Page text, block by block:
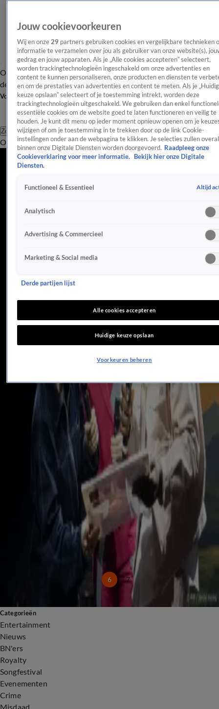
OverzichtAfleveringen Entertainment TV Algemeen
Tip
de redactieNieuwsbrief
Volg Shownieuws
Zoeken
OverzichtEntertainmentSpraakmakendRealityCrimeVideo's
Songfestival
Alles over het Eurovisie Songfestival: nieuws, updates en
Songfestival
13 mei 2025, 23:20
13 mei 2025, 22:23
13 mei 2025, 19:50
13 mei 2025, 19:10
Claude weer geëmotioneerd bij laatste songfestivalrepetitie
Hele songfestivalact Claude nu al uitgelekt en te zien
13 mei 2025, 11:22
EBU bevestigt grote verandering in opzet Songfestival
12 mei 2025, 16:51
Nieuwe onthulling over act Claude
12 mei 2025, 11:50
Claude doet boekje open over liefdesleven
12 mei 2025, 09:58
Claude warm onthaald bij openingsceremonie Eurovisie Songfestival
11 mei 2025, 15:20
Basel opent Eurovisie Songfestival met parade door stad
11 mei 2025, 14:51
Claude schrok van negatieve reacties na 'valse' repetitie
Claude geeft bijzonder optreden in Basel
6 7
Categorieën
Entertainment
Nieuws
BN'ers
Royalty
Songfestival
Evenementen
Crime
Misdaad
Jouw cookievoorkeuren
Wij en onze 29 partners gebruiken cookies en vergelijkbare technieken
informatie te verzamelen over jou als gebruiker van onze website(s),
gedrag en jouw apparaten. Als je „Alle cookies accepteren” selecteert,
worden trackingtechnologieën ingeschakeld om onze advertenties en
content te kunnen personaliseren, onze producten en diensten te
en om de prestaties van advertenties en content te meten. Als je
keuze opslaan” selecteert of je toestemming intrekt, worden deze
trackingtechnologieën uitgeschakeld. We gebruiken dan enkel
essentiële cookies om de website goed te laten functioneren en veilig te
houden. Je kunt dit menu op ieder moment opnieuw openen om je
wijzigen of om je toestemming in te trekken door op de link Cookie-
instellingen onder aan de webpagina te klikken. Je selecties zullen overal
binnen onze Digitale Diensten worden doorgevoerd. Raadpleeg onze
Cookieverklaring voor meer informatie.
Bekijk hier onze Digitale
Diensten.
Functioneel & Essentieel Altijd
Analytisch
Advertising & Commercieel
Marketing & Social media
Derde partijen lijst
Alle cookies accepteren
Huidige keuze opslaan
Voorkeuren beheren